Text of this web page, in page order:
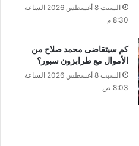
السبت 8 أغسطس 2026 الساعة
8:30 م
كم سيتقاضى محمد صلاح من
الأموال مع طرابزون سبور؟
السبت 8 أغسطس 2026 الساعة
8:03 ص